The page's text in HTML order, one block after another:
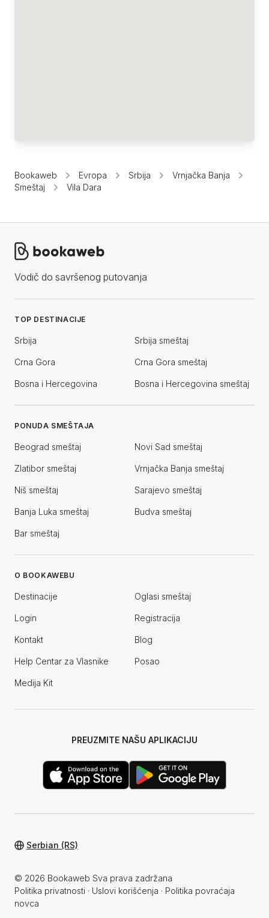
Bookaweb Evropa Srbija
Vrnjačka Banja
Smeštaj
Vila Dara
Vodič do savršenog putovanja
TOP DESTINACIJE
Srbija Srbija smeštaj
Crna Gora Crna Gora smeštaj
Bosna i Hercegovina Bosna i Hercegovina smeštaj
PONUDA SMEŠTAJA
Beograd smeštaj Novi Sad smeštaj
Zlatibor smeštaj Vrnjačka Banja smeštaj
Niš smeštaj Sarajevo smeštaj
Banja Luka smeštaj Budva smeštaj
Bar smeštaj
O BOOKAWEBU
Destinacije Oglasi smeštaj
Login Registracija
Kontakt Blog
Help Centar za Vlasnike Posao
Medija Kit
PREUZMITE NAŠU APLIKACIJU
© 2026 Bookaweb Sva prava zadržana
Politika privatnosti · Uslovi korišćenja · Politika povraćaja
novca
Serbian (RS)